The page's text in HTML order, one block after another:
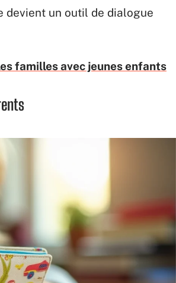
devient un outil de dialogue
familles avec jeunes enfants